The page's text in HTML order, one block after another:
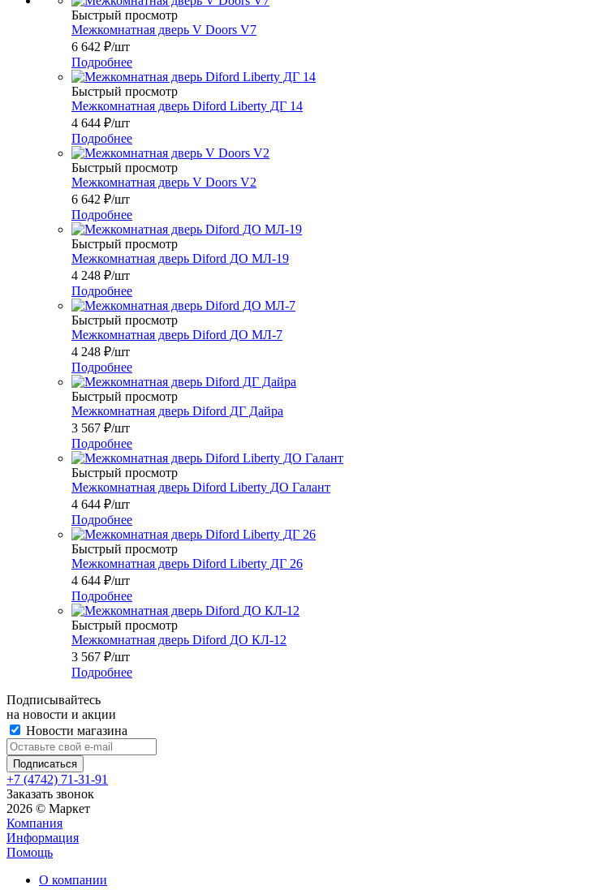
Быстрый просмотр
Межкомнатная дверь V Doors V7
6 642 ₽/шт
Подробнее
Быстрый просмотр
Межкомнатная дверь Diford Liberty ДГ 14
4 644 ₽/шт
Подробнее
Быстрый просмотр
Межкомнатная дверь V Doors V2
6 642 ₽/шт
Подробнее
Быстрый просмотр
Межкомнатная дверь Diford ДО МЛ-19
4 248 ₽/шт
Подробнее
Быстрый просмотр
Межкомнатная дверь Diford ДО МЛ-7
4 248 ₽/шт
Подробнее
Быстрый просмотр
Межкомнатная дверь Diford ДГ Дайра
3 567 ₽/шт
Подробнее
Быстрый просмотр
Межкомнатная дверь Diford Liberty ДО Галант
4 644 ₽/шт
Подробнее
Быстрый просмотр
Межкомнатная дверь Diford Liberty ДГ 26
4 644 ₽/шт
Подробнее
Быстрый просмотр
Межкомнатная дверь Diford ДО КЛ-12
3 567 ₽/шт
Подробнее
Подписывайтесь
на новости и акции
Новости магазина
+7 (4742) 71-31-91
Заказать звонок
2026 © Маркет
Компания
Информация
Помощь
О компании